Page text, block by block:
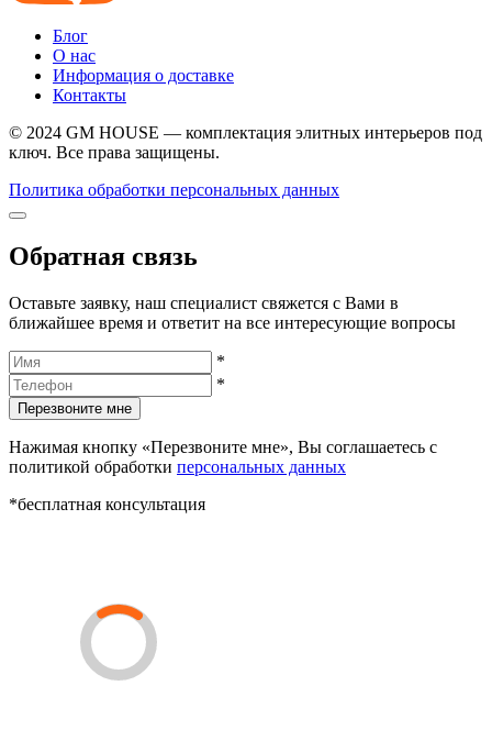
Блог
О нас
Информация о доставке
Контакты
© 2024 GM HOUSE — комплектация элитных интерьеров под
ключ. Все права защищены.
Политика обработки персональных данных
Обратная связь
Оставьте заявку, наш специалист свяжется с Вами в
ближайшее время и ответит на все интересующие вопросы
*
*
Перезвоните мне
Нажимая кнопку «Перезвоните мне», Вы соглашаетесь с
политикой обработки персональных данных
*бесплатная консультация